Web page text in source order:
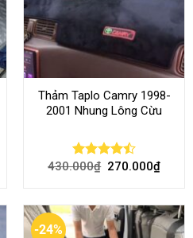
Thảm Taplo Camry 1998-
2001 Nhung Lông Cừu
Rated
430.000₫ 270.000₫
-24%